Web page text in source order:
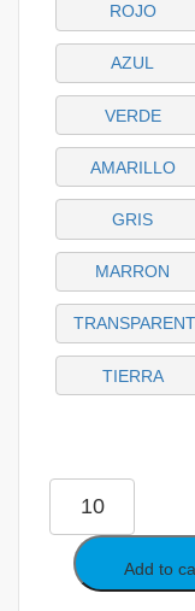
ROJO
AZUL
VERDE
AMARILLO
GRIS
MARRON
TIERRA
Add to